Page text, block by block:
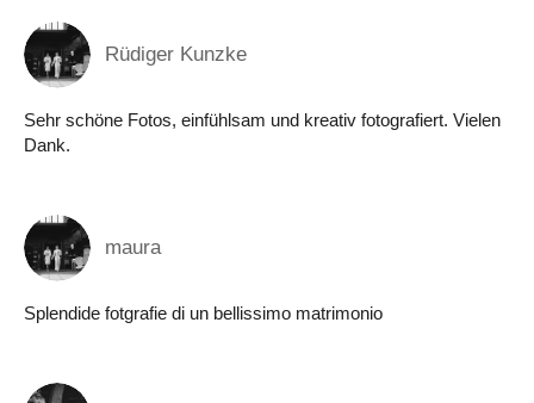
Rüdiger Kunzke
Sehr schöne Fotos, einfühlsam und kreativ fotografiert. Vielen
Dank.
maura
Splendide fotgrafie di un bellissimo matrimonio